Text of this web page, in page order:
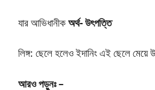
যার আভিধানীকঅর্থ- উৎপত্তি
লিঙ্গ: ছেলে হলেও ইদানিং এই ছেলে মেয়ে
আরও পড়ুনঃ –